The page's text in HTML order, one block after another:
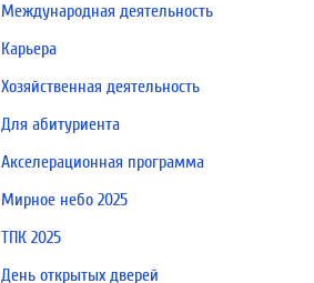
Международная деятельность
Карьера
Хозяйственная деятельность
Для абитуриента
Акселерационная программа
Мирное небо 2025
ТПК 2025
День открытых дверей